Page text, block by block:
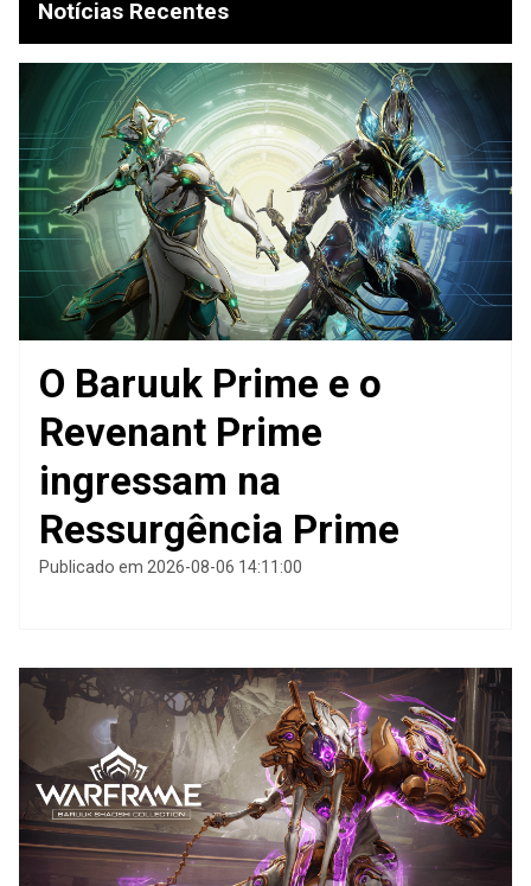
Notícias Recentes
O Baruuk Prime e o
Revenant Prime
ingressam na
Ressurgência Prime
Publicado em 2026-08-06 14:11:00